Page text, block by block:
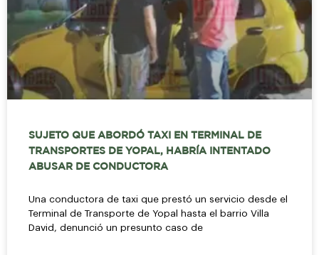
SUJETO QUE ABORDÓ TAXI EN TERMINAL DE
TRANSPORTES DE YOPAL, HABRÍA INTENTADO
ABUSAR DE CONDUCTORA
Una conductora de taxi que prestó un servicio desde el
Terminal de Transporte de Yopal hasta el barrio Villa
David, denunció un presunto caso de